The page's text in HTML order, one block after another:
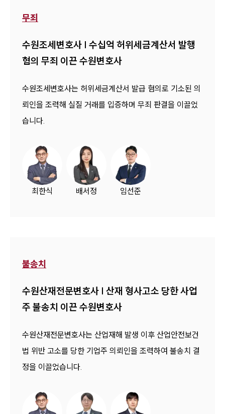
무죄
수원조세변호사 | 수십억 허위세금계산서 발행
혐의 무죄 이끈 수원변호사
수원조세변호사는 허위세금계산서 발급 혐의로 기소된 의
뢰인을 조력해 실질 거래를 입증하며 무죄 판결을 이끌었
습니다.
최한식 배서정 임선준
불송치
수원산재전문변호사 | 산재 형사고소 당한 사업
주 불송치 이끈 수원변호사
수원산재전문변호사는 산업재해 발생 이후 산업안전보건
법 위반 고소를 당한 기업주 의뢰인을 조력하여 불송치 결
정을 이끌었습니다.